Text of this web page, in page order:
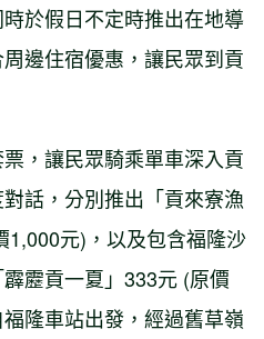
於假日不定時推出在地導
邊住宿優惠，讓民眾到貢
，讓民眾騎乘單車深入貢
話，分別推出「貢來寮漁
元)，以及包含福隆沙
靂貢一夏」333元 (原價
隆車站出發，經過舊草嶺